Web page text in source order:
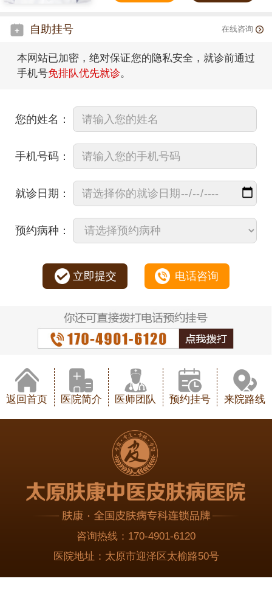
自助挂号 在线咨询
本网站已加密，绝对保证您的隐私安全，就诊前通过
手机号免排队优先就诊。
您的姓名：
手机号码：
就诊日期：
预约病种：
立即提交 电话咨询
返回首页 医院简介 医师团队 预约挂号 来院路线
咨询热线： 170-4901-6120
医院地址： 太原市迎泽区太榆路50号